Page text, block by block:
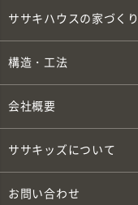
ササキハウスの家づくり
構造・工法
会社概要
ササキッズについて
お問い合わせ